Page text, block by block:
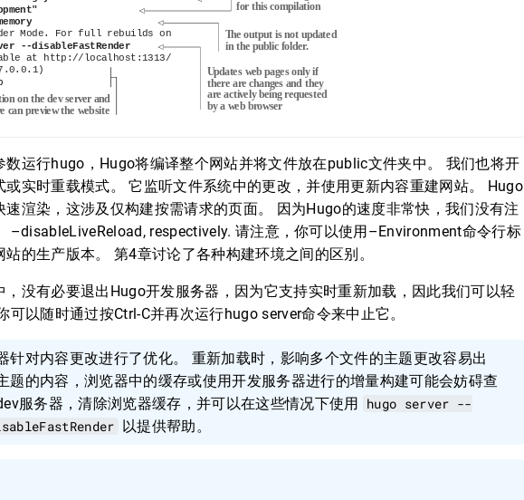
数运行hugo，Hugo将编译整个网站并将文件放在public文件夹中。 我们也将开
或实时重载模式。 它监听文件系统中的更改，并使用更新内容重建网站。 Hugo
速渲染，这涉及仅构建按需请求的页面。 因为Hugo的速度非常快，我们没有注
–disableLiveReload, respectively. 请注意，你可以使用–Environment命令行标
的生产版本。 第4章讨论了各种构建环境之间的区别。
，没有必要退出Hugo开发服务器，因为它支持实时重新加载，因此我们可以轻
可以随时通过按Ctrl-C并再次运行hugo server命令来中止它。
针对内容更改进行了优化。 重新加载时，影响多个文件的主题更改容易出
题的内容，浏览器中的缓存或使用开发服务器进行的增量构建可能会妨碍查
服务器，清除浏览器缓存，并可以在这些情况下使用 hugo server --
以提供帮助。